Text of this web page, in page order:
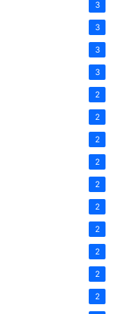
3
3
3
3
2
2
2
2
2
2
2
2
2
2